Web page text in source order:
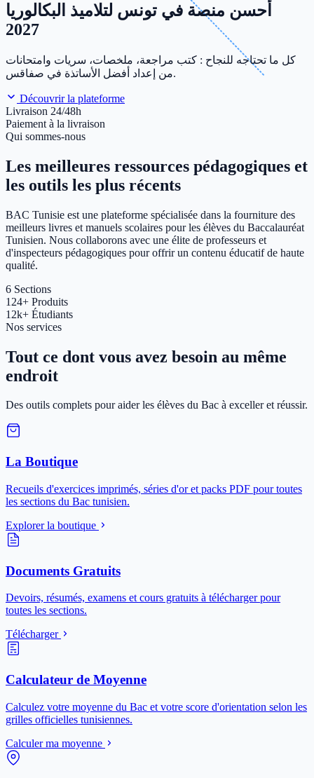
أحسن منصة في تونس لتلاميذ البكالوريا
2027
كل ما تحتاجه للنجاح : كتب مراجعة، ملخصات، سريات وامتحانات
من إعداد أفضل الأساتذة في صفاقس.
Découvrir la plateforme
Livraison 24/48h
Paiement à la livraison
Qui sommes-nous
Les meilleures ressources pédagogiques et
les outils les plus récents
BAC Tunisie est une plateforme spécialisée dans la fourniture des
meilleurs livres et manuels scolaires pour les élèves du Baccalauréat
Tunisien. Nous collaborons avec une élite de professeurs et
d'inspecteurs pédagogiques pour offrir un contenu éducatif de haute
qualité.
6 Sections
124+ Produits
12k+ Étudiants
Nos services
Tout ce dont vous avez besoin au même
endroit
Des outils complets pour aider les élèves du Bac à exceller et réussir.
La Boutique
Recueils d'exercices imprimés, séries d'or et packs PDF pour toutes
les sections du Bac tunisien.
Explorer la boutique
Documents Gratuits
Devoirs, résumés, examens et cours gratuits à télécharger pour
toutes les sections.
Télécharger
Calculateur de Moyenne
Calculez votre moyenne du Bac et votre score d'orientation selon les
grilles officielles tunisiennes.
Calculer ma moyenne